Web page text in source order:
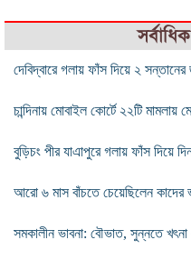
দেবিদ্বারে গলায় ফাঁস দিয়ে ২
চান্দিনায় মোবাইল কোর্টে ২২টি মামলায়
বুড়িচং পীর যাএাপুরে গলায় ফাঁস দিয়ে
আরো ৬ মাস বাঁচতে চেয়েছিলেন
সমকালীন ভাবনা: বৌভাত, সুন্নতে খৎনা